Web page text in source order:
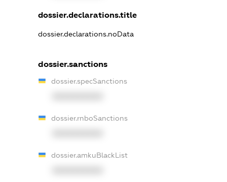
dossier.declarations.title
dossier.declarations.noData
dossier.sanctions
dossier.specSanctions
dossier.rnboSanctions
dossier.amkuBlackList